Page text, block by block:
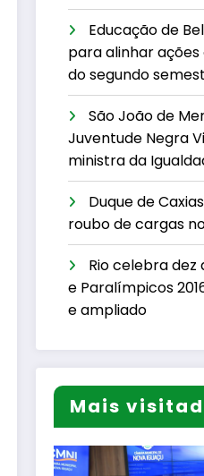
Educação de
para alinhar
do segundo
São João de
Juventude Negra
ministra da
Duque de
roubo de cargas
Rio celebra dez
e Paralímpicos
e ampliado
Mais